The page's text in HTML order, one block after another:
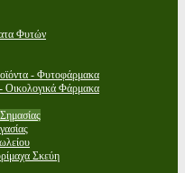
Φυτών
- Φυτοφάρμακα
Οικολογικά Φάρμακα
Σκεύη